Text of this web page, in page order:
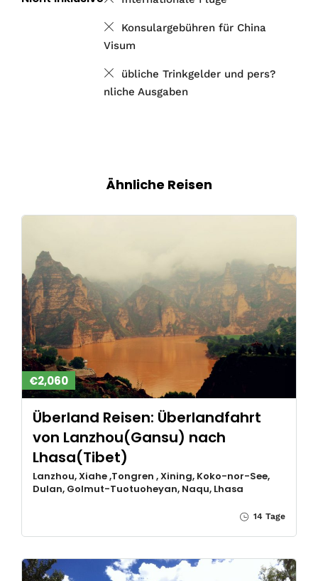
Konsulargebühren für China
Visum
übliche Trinkgelder und pers?
nliche Ausgaben
Ähnliche Reisen
€2,060
Überland Reisen: Überlandfahrt
von Lanzhou(Gansu) nach
Lhasa(Tibet)
Lanzhou, Xiahe ,Tongren , Xining, Koko-nor-See,
Dulan, Golmut-Tuotuoheyan, Naqu, Lhasa
14 Tage